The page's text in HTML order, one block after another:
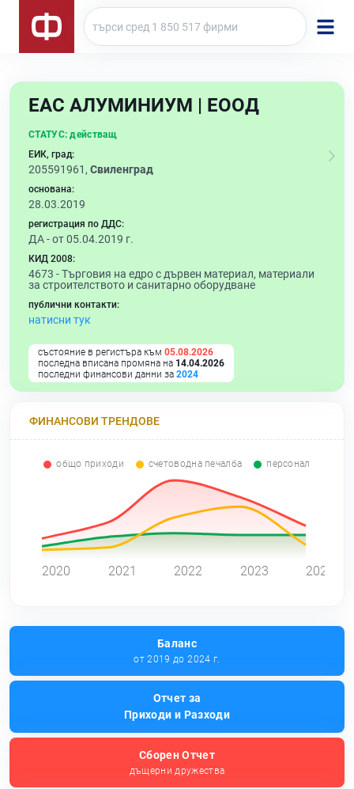
ЕАС АЛУМИНИУМ | ЕООД
СТАТУС: действащ
ЕИК, град:
205591961, Свиленград
основана:
28.03.2019
регистрация по ДДС:
ДА - от 05.04.2019 г.
КИД 2008:
4673 -Търговия на едро с дървен материал, материали
за строителството и санитарно оборудване
публични контакти:
натисни тук
състояние в регистъра към 05.08.2026
последна вписана промяна на 14.04.2026
последни финансови данни за 2024
ФИНАНСОВИ ТРЕНДОВЕ
общо приходи счетоводна печалба персонал
2020 2021 2022 2023 2024
Баланс
от 2019 до 2024 г.
Отчет за
Приходи и Разходи
Сборен Отчет
дъщерни дружества